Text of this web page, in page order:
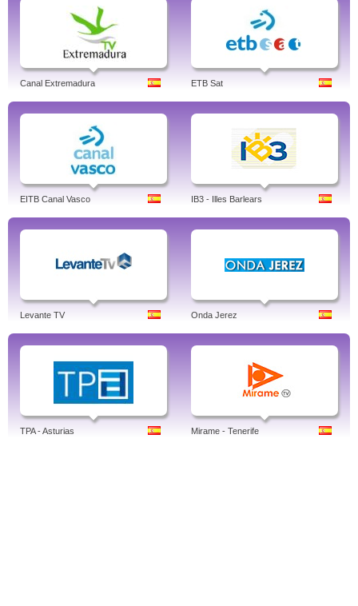
Canal Extremadura ETB Sat
EITB Canal Vasco IB3 - Illes Barlears
Levante TV Onda Jerez
TPA - Asturias Mirame - Tenerife